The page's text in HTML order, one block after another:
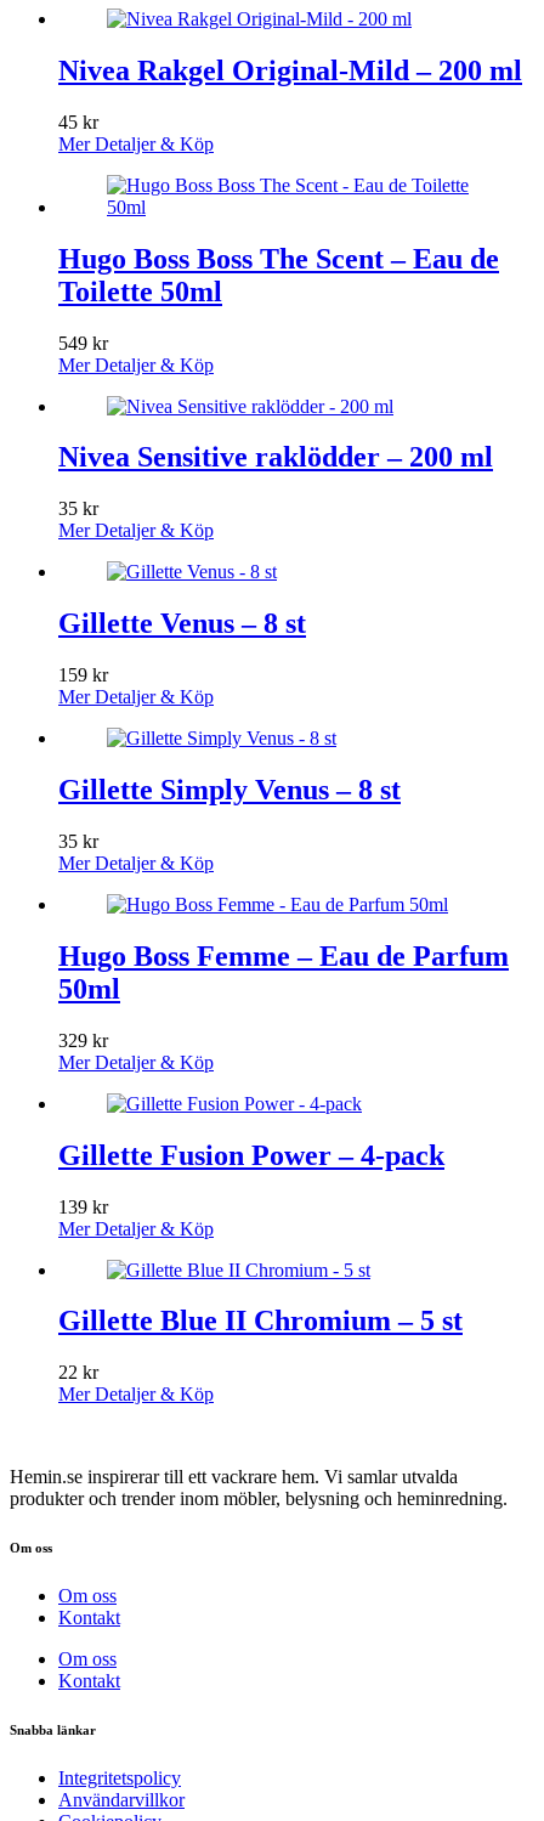
Nivea Rakgel Original-Mild – 200 ml
45 kr
Mer Detaljer & Köp
Hugo Boss Boss The Scent – Eau de
Toilette 50ml
549 kr
Mer Detaljer & Köp
Nivea Sensitive raklödder – 200 ml
35 kr
Mer Detaljer & Köp
Gillette Venus – 8 st
159 kr
Mer Detaljer & Köp
Gillette Simply Venus – 8 st
35 kr
Mer Detaljer & Köp
Hugo Boss Femme – Eau de Parfum
50ml
329 kr
Mer Detaljer & Köp
Gillette Fusion Power – 4-pack
139 kr
Mer Detaljer & Köp
Gillette Blue II Chromium – 5 st
22 kr
Mer Detaljer & Köp
Hemin.se inspirerar till ett vackrare hem. Vi samlar utvalda
produkter och trender inom möbler, belysning och heminredning.
Om oss
Om oss
Kontakt
Om oss
Kontakt
Snabba länkar
Integritetspolicy
Användarvillkor